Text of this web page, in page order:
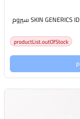
SKIN GENERICS ID SKIN IDENTITY Niacinamide Moisturizing Serum سيروم
productList.outOfStock